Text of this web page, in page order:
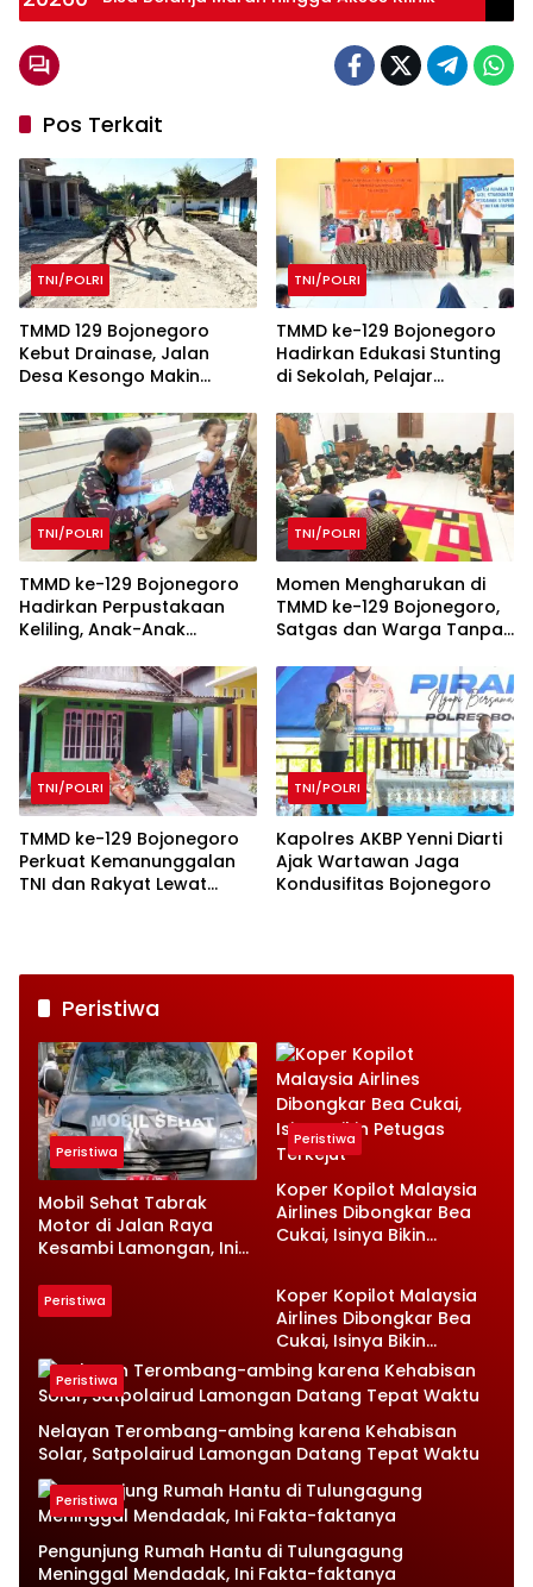
Pos Terkait
TNI/POLRI
TMMD 129 Bojonegoro
Kebut Drainase, Jalan
Desa Kesongo Makin
TNI/POLRI
TMMD ke-129 Bojonegoro
Hadirkan Edukasi Stunting
di Sekolah, Pelajar
TNI/POLRI
TMMD ke-129 Bojonegoro
Hadirkan Perpustakaan
Keliling, Anak-Anak
Membaca
TNI/POLRI
Momen Mengharukan di
TMMD ke-129 Bojonegoro,
Satgas dan Warga Tanpa
TNI/POLRI
TMMD ke-129 Bojonegoro
Perkuat Kemanunggalan
TNI dan Rakyat Lewat
TNI/POLRI
Kapolres AKBP Yenni Diarti
Ajak Wartawan Jaga
Kondusifitas Bojonegoro
Peristiwa
Peristiwa
Mobil Sehat Tabrak
Motor di Jalan Raya
Kesambi Lamongan, Ini
Peristiwa
Koper Kopilot Malaysia
Airlines Dibongkar Bea
Cukai, Isinya Bikin
Peristiwa
Koper Kopilot Malaysia
Airlines Dibongkar Bea
Cukai, Isinya Bikin
Petugas Terkejut
Peristiwa
Nelayan Terombang-ambing karena Kehabisan
Solar, Satpolairud Lamongan Datang Tepat Waktu
Peristiwa
Pengunjung Rumah Hantu di Tulungagung
Meninggal Mendadak, Ini Fakta-faktanya